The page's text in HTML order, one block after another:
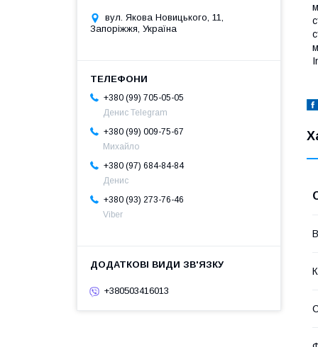
вул. Якова Новицького, 11,
Запоріжжя, Україна
+380 (99) 705-05-05
Денис Telegram
+380 (99) 009-75-67
Михайло
+380 (97) 684-84-84
Денис
+380 (93) 273-76-46
Viber
+380503416013